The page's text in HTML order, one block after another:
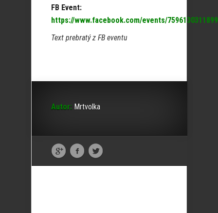
FB Event:
https://www.facebook.com/events/
Text prebratý z FB eventu
Autor: Mrtvolka